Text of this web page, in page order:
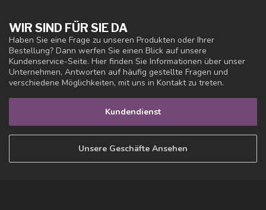
WIR SIND FÜR SIE DA
Haben Sie eine Frage zu unseren Produkten oder Ihrer
Bestellung? Dann werfen Sie einen Blick auf unsere
Kundenservice-Seite. Hier finden Sie Informationen über unser
Unternehmen, Antworten auf häufig gestellte Fragen und
verschiedene Möglichkeiten, mit uns in Kontakt zu treten.
Kundendienst
Unsere Geschäfte Ansehen